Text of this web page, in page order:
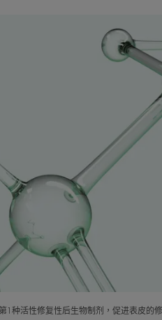
1种活性修复性后生物制剂，促进表皮的